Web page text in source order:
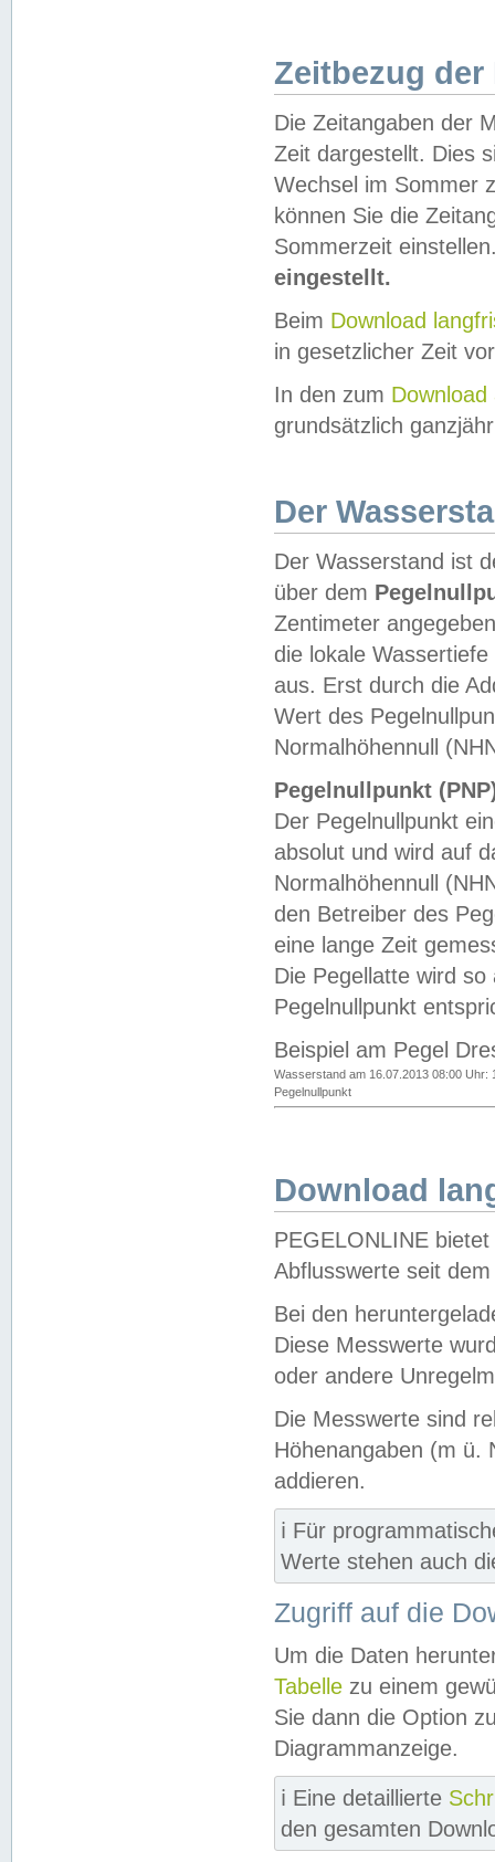
Zeitbezug der
Die Zeitangaben der
Zeit dargestellt. Dies
Wechsel im Sommer
können Sie die
Sommerzeit
eingestellt.
Beim Download
in gesetzlicher Zeit
In den zum Download
grundsätzlich
Der
Der Wasserstand ist
über dem
Zentimeter
die lokale
aus. Erst durch die
Wert des
Normalhöhennull
Pegelnullpunkt
Der Pegelnullpunkt
absolut und wird auf
Normalhöhennull
den Betreiber des
eine lange Zeit
Die Pegellatte wird
Pegelnullpunkt
Beispiel am Pegel
Wasserstand am 16.07.2013 08:00 Uhr:
Pegelnullpunkt
Download
PEGELONLINE
Abflusswerte seit
Bei den
Diese Messwerte
oder andere
Die Messwerte sind
Höhenangaben (m ü.
addieren.
ℹ️ Für
Werte stehen auch
Zugriff auf die
Um die Daten
Tabelle zu einem
Sie dann die Option
Diagrammanzeige.
ℹ️ Eine detaillierte
den gesamten